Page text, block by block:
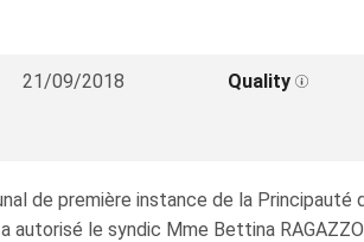
21/09/2018 Quality
de première instance de la
autorisé le syndic Mme Bettina